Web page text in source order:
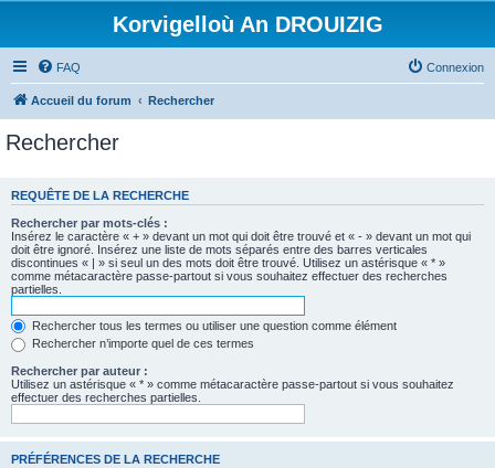
Korvigelloù An DROUIZIG
FAQ Connexion
Accueil du forum Rechercher
Rechercher
REQUÊTE DE LA RECHERCHE
Rechercher par mots-clés :
Insérez le caractère « + » devant un mot qui doit être trouvé et « - » devant un mot qui
doit être ignoré. Insérez une liste de mots séparés entre des barres verticales
discontinues « | » si seul un des mots doit être trouvé. Utilisez un astérisque « * »
comme métacaractère passe-partout si vous souhaitez effectuer des recherches
partielles.
Rechercher tous les termes ou utiliser une question comme élément
Rechercher n’importe quel de ces termes
Rechercher par auteur :
Utilisez un astérisque « * » comme métacaractère passe-partout si vous souhaitez
effectuer des recherches partielles.
PRÉFÉRENCES DE LA RECHERCHE